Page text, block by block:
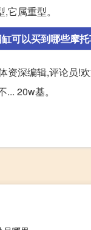
它属重型。
可以买到哪些摩
资深编辑,评论员!
20w基。